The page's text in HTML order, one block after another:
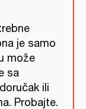
je samo
može
sa
ili
Probajte.